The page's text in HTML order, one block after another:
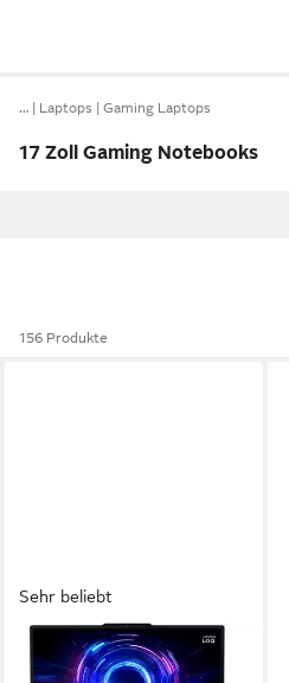
… Laptops Gaming Laptops
17 Zoll Gaming Notebooks
156 Produkte
Sehr beliebt
LENOVO
LOQ 17IRX10 RTX